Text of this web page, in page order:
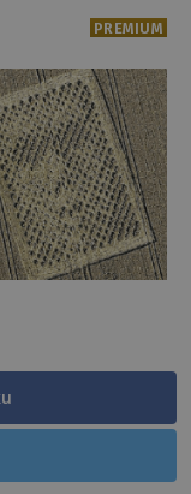
PREMIUM